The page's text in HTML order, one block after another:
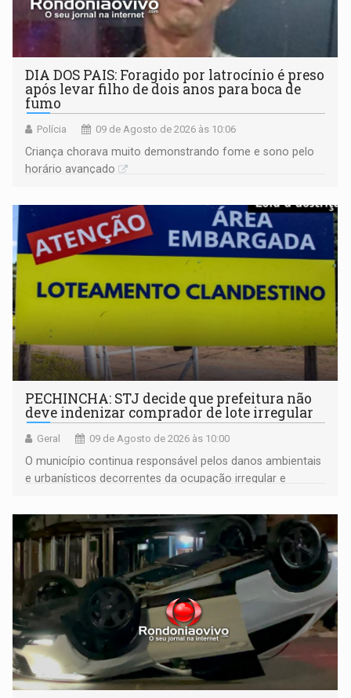
DIA DOS PAIS: Foragido por latrocínio é preso
após levar filho de dois anos para boca de
fumo
Polícia 09 de Agosto de 2026 às 10:06
Criança chorava muito demonstrando fome e sono pelo
horário avançado
PECHINCHA: STJ decide que prefeitura não
deve indenizar comprador de lote irregular
Geral 09 de Agosto de 2026 às 10:00
O município continua responsável pelos danos ambientais
e urbanísticos decorrentes da ocupação irregular e